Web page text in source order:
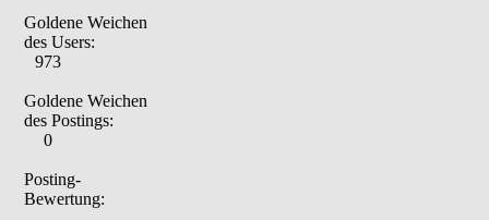
Goldene Weichen
des Users:
973
Goldene Weichen
des Postings:
0
Posting-
Bewertung: